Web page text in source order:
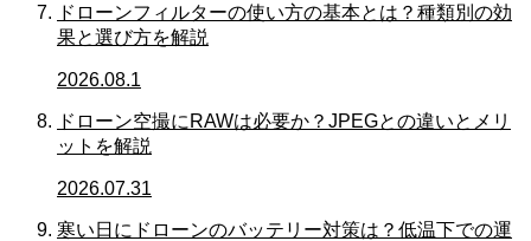
ドローンフィルターの使い方の基本とは？種類別の効
果と選び方を解説
2026.08.1
ドローン空撮にRAWは必要か？JPEGとの違いとメリ
ットを解説
2026.07.31
寒い日にドローンのバッテリー対策は？低温下での運